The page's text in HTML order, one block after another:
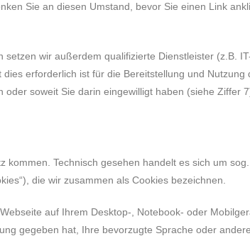
Sie an diesen Umstand, bevor Sie einen Link
wir außerdem qualifizierte Dienstleister (z.B.
erforderlich ist für die Bereitstellung und
soweit Sie darin eingewilligt haben (siehe Ziffer
Technisch gesehen handelt es sich um
die wir zusammen als Cookies bezeichnen.
auf Ihrem Desktop-, Notebook- oder
gegeben hat, Ihre bevorzugte Sprache oder